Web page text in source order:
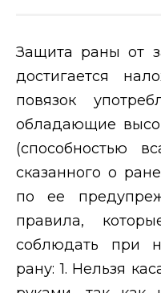
Защита раны от
достигается
повязок
обладающие
(способностью
сказанного о
по ее
правила,
соблюдать при
рану: 1. Нельзя